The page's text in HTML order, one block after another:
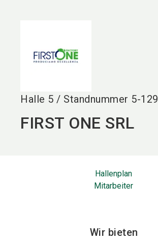
Halle 5 / Standnummer 5-129
FIRST ONE SRL
Hallenplan
Mitarbeiter
Wir bieten